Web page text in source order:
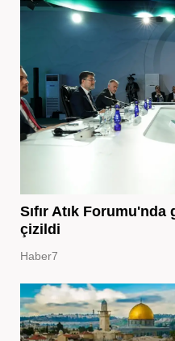
Sıfır Atık
çizildi
Haber7